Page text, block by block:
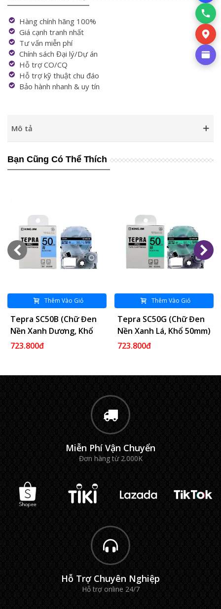
Hàng chính hãng 100%
Giá cạnh tranh nhất
Tư vấn miễn phí
Chính sách Đại lý/Dự án
Hỗ trợ CO/CQ
Hỗ trợ kỹ thuật chu đáo
Bảo hành nhanh & uy tín
Mô tả
Bạn Cũng Có Thể Thích
Thêm Vào Giỏ
Tepra SC50B (Chữ Đen
Nền Xanh Dương, Khổ
50mm)
723.800đ
Thêm Vào Giỏ
Tepra SC50G (Chữ Đen
Nền Xanh Lá, Khổ 50mm)
723.800đ
Miễn Phí Vận Chuyển
Đơn hàng từ 2.000K
Hỗ Trợ Chuyên Nghiệp
Hỗ trợ online 24/7